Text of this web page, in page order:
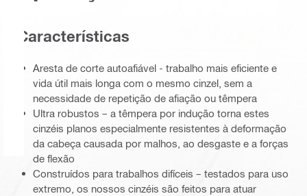
Características
Aresta de corte autoafiável - trabalho mais eficiente e
vida útil mais longa com o mesmo cinzel, sem a
necessidade de repetição de afiação ou têmpera
Ultra robustos – a têmpera por indução torna estes
cinzéis planos especialmente resistentes à deformação
da cabeça causada por malhos, ao desgaste e a forças
de flexão
Construídos para trabalhos difíceis – testados para uso
extremo, os nossos cinzéis são feitos para atuar